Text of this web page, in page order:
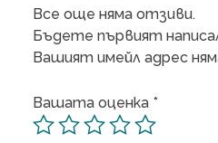
Все още няма отзиви.
Бъдете първият
Вашият имейл адрес
Вашата оценка *